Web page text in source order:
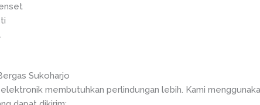
Sukoharjo
membutuhkan perlindungan lebih. Kami